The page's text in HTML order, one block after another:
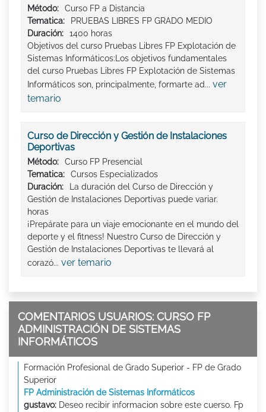
Método:
Curso FP a Distancia
Tematica:
PRUEBAS LIBRES FP GRADO MEDIO
Duración:
1400 horas
Objetivos del curso Pruebas Libres FP Explotación de
Sistemas Informáticos:Los objetivos fundamentales
del curso Pruebas Libres FP Explotación de Sistemas
Informáticos son, principalmente, formarte ad... ver
temario
Curso de Dirección y Gestión de Instalaciones
Deportivas
Método:
Curso FP Presencial
Tematica:
Cursos Especializados
Duración:
La duración del Curso de Dirección y
Gestión de Instalaciones Deportivas puede variar.
horas
¡Prepárate para un viaje emocionante en el mundo del
deporte y el fitness! Nuestro Curso de Dirección y
Gestión de Instalaciones Deportivas te llevará al
corazó... ver temario
COMENTARIOS USUARIOS: CURSO FP
ADMINISTRACIÓN DE SISTEMAS
INFORMÁTICOS
Formación Profesional de Grado Superior - FP de Grado
Superior
FP Administración de Sistemas Informáticos
gustavo: Deseo recibir informacion sobre este cuerso. Fp